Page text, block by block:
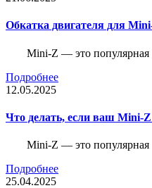
Обкатка двигателя для
Mini-Z — это популярная
Подробнее
12.05.2025
Что делать, если ваш Mini-Z
Mini-Z — это популярная
Подробнее
25.04.2025